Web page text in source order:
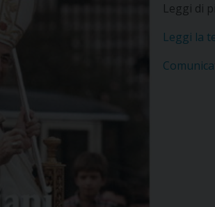
Leggi di
Leggi la